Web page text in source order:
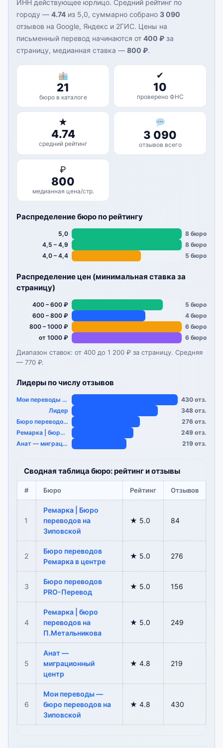
ИНН действующее юрлицо. Средний рейтинг по
городу — 4.74 из 5,0, суммарно собрано 3 090
отзывов на Google, Яндекс и 2ГИС. Цены на
письменный перевод начинаются от 400 ₽ за
страницу, медианная ставка — 800 ₽.
21
бюро в каталоге
✔
10
проверено ФНС
★
4.74
средний рейтинг
3 090
отзывов всего
₽
800
медианная цена/стр.
Распределение бюро по рейтингу
5,0
8 бюро
4,5 – 4,9
8 бюро
4,0 – 4,4
5 бюро
Распределение цен (минимальная ставка за
страницу)
400 – 600 ₽
5 бюро
600 – 800 ₽
4 бюро
800 – 1000 ₽
6 бюро
от 1000 ₽
6 бюро
Диапазон ставок: от 400 до 1 200 ₽ за страницу. Средняя
— 770 ₽.
Лидеры по числу отзывов
Мои переводы — …
430 отз.
Лидер
348 отз.
Бюро переводов Ремарк…
276 отз.
Ремарка | бюро перево…
249 отз.
Анат — миграцио…
219 отз.
Сводная таблица бюро: рейтинг и отзывы
# Бюро Рейтинг Отзывов
1
Ремарка | Бюро
переводов на
Зиповской
★ 5.0 84
2
Бюро переводов
Ремарка в центре
★ 5.0 276
3
Бюро переводов
PRO-Перевод
★ 5.0 156
4
Ремарка | бюро
переводов на
П.Метальникова
★ 5.0 249
5
Анат —
миграционный
центр
★ 4.8 219
6
Мои переводы —
бюро переводов на
Зиповской
★ 4.8 430